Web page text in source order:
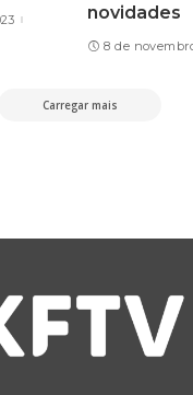
novidades
8 de
Carregar mais